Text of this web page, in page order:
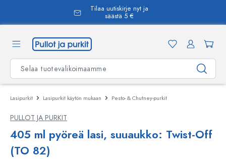
Tilaa uutiskirje nyt ja
säästä 5 €
Lasipurkit Lasipurkit käytön mukaan Pesto- & Chutney-purkit
PULLOT JA PURKIT
405 ml pyöreä lasi, suuaukko: Twist-Off
(TO 82)